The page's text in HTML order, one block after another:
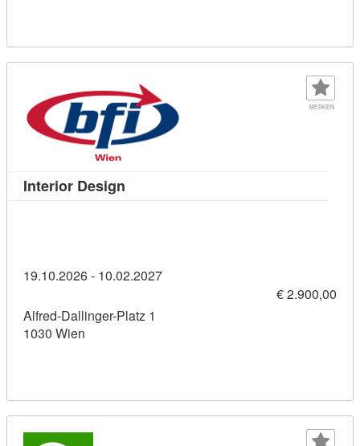
MERKEN
Interior Design
19.10.2026 - 10.02.2027
€ 2.900,00
Alfred-Dallinger-Platz 1
1030 Wien